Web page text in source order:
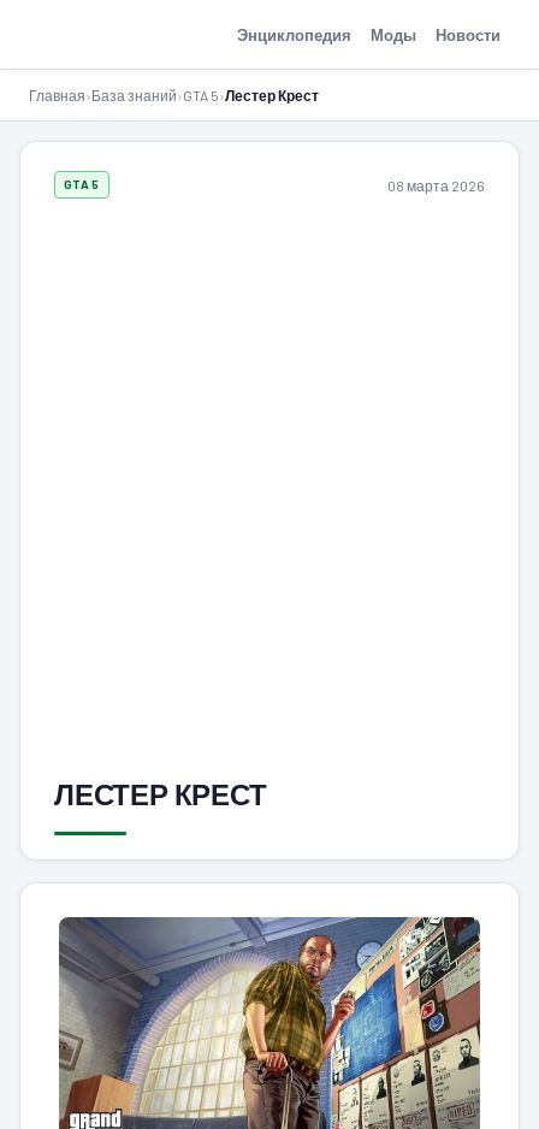
Энциклопедия Моды Новости
Главная›База знаний›GTA 5›Лестер Крест
GTA 5 08 марта 2026
ЛЕСТЕР КРЕСТ